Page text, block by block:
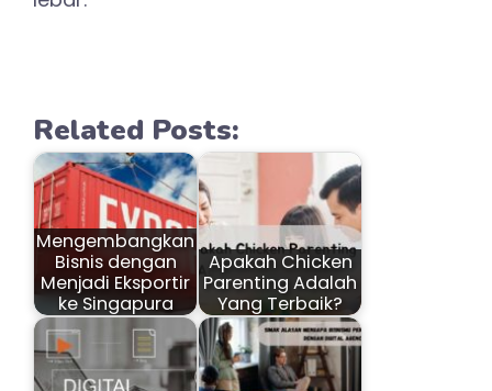
Related Posts:
Mengembangkan
Bisnis dengan
Menjadi Eksportir
ke Singapura
Apakah Chicken
Parenting Adalah
Yang Terbaik?